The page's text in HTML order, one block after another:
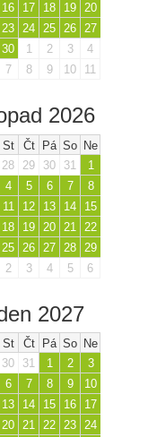
16 17 18 19 20
23 24 25 26 27
30 1 2 3
4
7 8 9 10 11
2026
St Čt Pá So Ne
28 29 30 31
1
4 5 6 7
8
11 12 13 14
15
18 19 20 21
22
25 26 27 28
29
2 3 4 5 6
2027
St Čt Pá So Ne
30 31 1 2
3
6 7 8 9
10
13 14 15 16
17
20 21 22 23
24